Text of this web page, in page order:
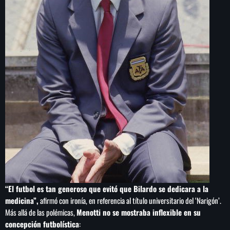
“El futbol es tan generoso que evitó que Bilardo se dedicara a la
medicina”,afirmó con ironía, en referencia al título universitario del ‘Narigón’.
Más allá de las polémicas,Menotti no se mostraba inflexible en su
concepción futbolística: